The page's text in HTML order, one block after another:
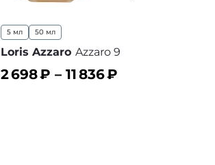
5 мл 50 мл
Loris Azzaro Azzaro 9
2 698₽ – 11 836₽